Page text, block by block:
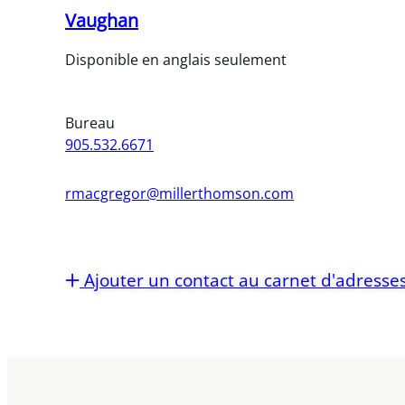
Vaughan
Disponible en anglais seulement
Bureau
905.532.6671
rmacgregor@millerthomson.com
Ajouter un contact au carnet